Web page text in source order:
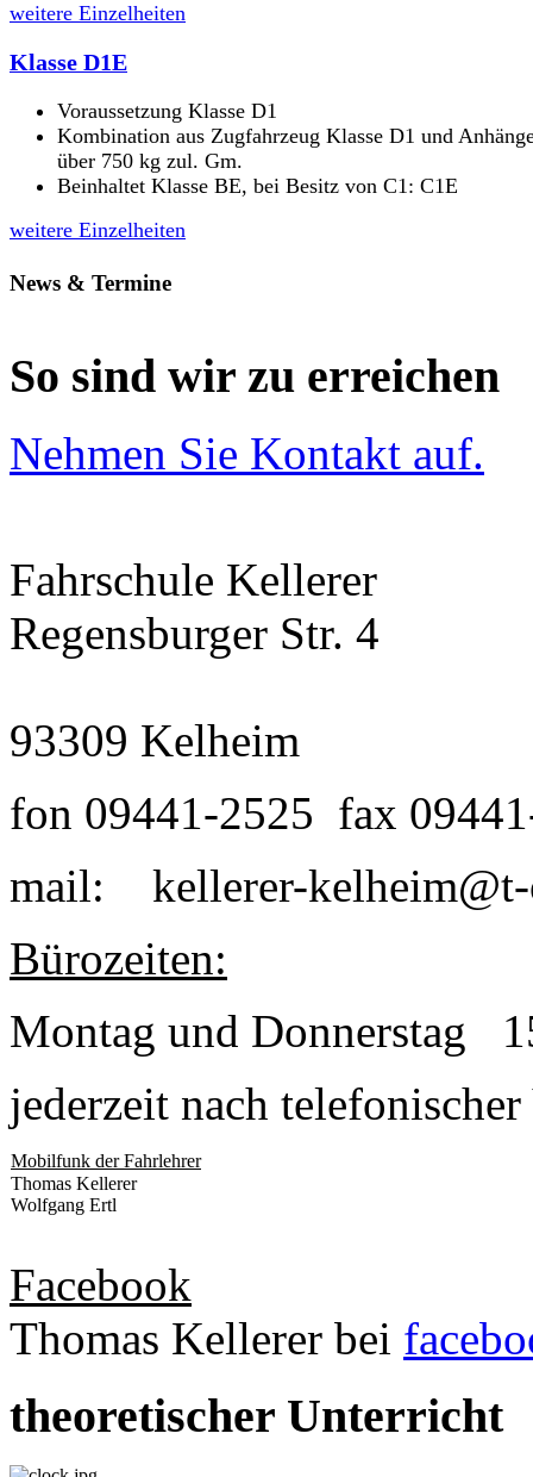
weitere Einzelheiten
Klasse D1E
Voraussetzung Klasse D1
Kombination aus Zugfahrzeug Klasse D1 und
über 750 kg zul. Gm.
Beinhaltet Klasse BE, bei Besitz von C1: C1E
weitere Einzelheiten
News & Termine
So sind wir zu erreichen
Nehmen Sie Kontakt auf.
Fahrschule Kellerer
Regensburger Str. 4
93309 Kelheim
fon 09441-2525 fax
mail: kellerer-kelheim@t-
Bürozeiten:
Montag und Donnerstag
jederzeit nach
Mobilfunk der Fahrlehrer
Thomas Kellerer
Wolfgang Ertl
Facebook
Thomas Kellerer bei
theoretischer Unterricht